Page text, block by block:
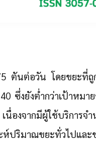
ตันต่อวัน โดยขยะที่ถู
ซึ่งยังต่ำกว่าเป้าหมาย
งจากมีผู้ใช้บริการจำ
ห์ปริมาณขยะทั่วไปแล